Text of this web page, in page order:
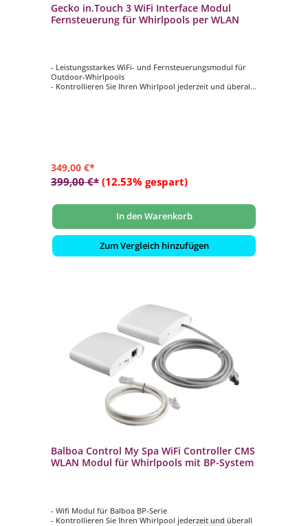
Gecko in.Touch 3 WiFi Interface Modul
Fernsteuerung für Whirlpools per WLAN
- Leistungsstarkes WiFi- und Fernsteuerungsmodul für
Outdoor-Whirlpools
- Kontrollieren Sie Ihren Whirlpool jederzeit und überall
349,00 €*
399,00 €* (12.53% gespart)
In den Warenkorb
Zum Vergleich hinzufügen
Balboa Control My Spa WiFi Controller CMS
WLAN Modul für Whirlpools mit BP-System
- Wifi Modul für Balboa BP-Serie
- Kontrollieren Sie Ihren Whirlpool jederzeit und überall